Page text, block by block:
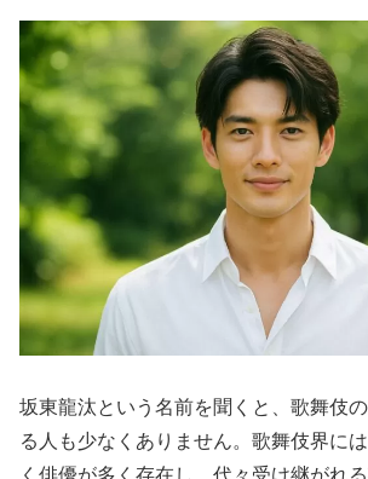
坂東龍汰という名前を聞くと、歌舞伎
る人も少なくありません。歌舞伎界に
く俳優が多く存在し、代々受け継がれ